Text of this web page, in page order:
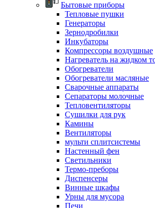
Бытовые приборы
Тепловые пушки
Генераторы
Зернодробилки
Инкубаторы
Компрессоры воздушные
Нагреватель на жидком
Обогреватели
Обогреватели масляные
Сварочные аппараты
Сепараторы молочные
Тепловентиляторы
Сушилки для рук
Камины
Вентиляторы
мульти сплитсистемы
Настенный фен
Светильники
Термо-преборы
Диспенсеры
Винные шкафы
Урны для мусора
Печи